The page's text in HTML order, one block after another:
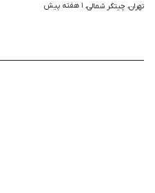
تهران، چیتگر شمالی، ۱ هفته پیش